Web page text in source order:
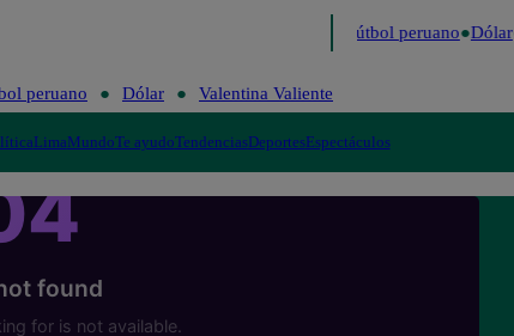
Fútbol peruano Dólar
peruano Dólar Valentina Valiente
LimaMundoTe ayudoTendenciasDeportesEspectáculos